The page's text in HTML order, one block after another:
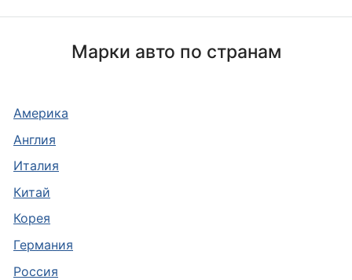
Марки авто по странам
Америка
Англия
Италия
Китай
Корея
Германия
Россия